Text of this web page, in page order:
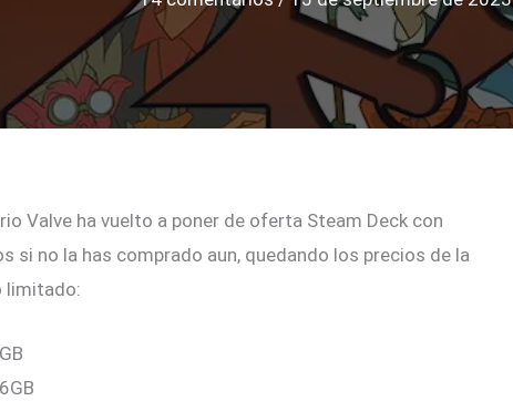
Valve ha vuelto a poner de oferta Steam Deck con
si no la has comprado aun, quedando los precios de la
limitado: